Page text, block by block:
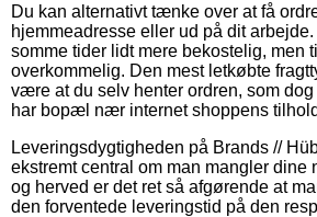
Du kan alternativt tænke over at få
hjemmeadresse eller ud på dit
somme tider lidt mere bekostelig, men
overkommelig. Den mest letkøbte
være at du selv henter ordren, som
har bopæl nær internet shoppens
Leveringsdygtigheden på Brands //
ekstremt central om man mangler dine
og herved er det ret så afgørende at
den forventede leveringstid på den